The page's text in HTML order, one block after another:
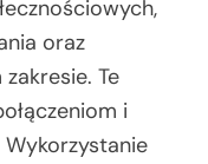
oraz
Te
i